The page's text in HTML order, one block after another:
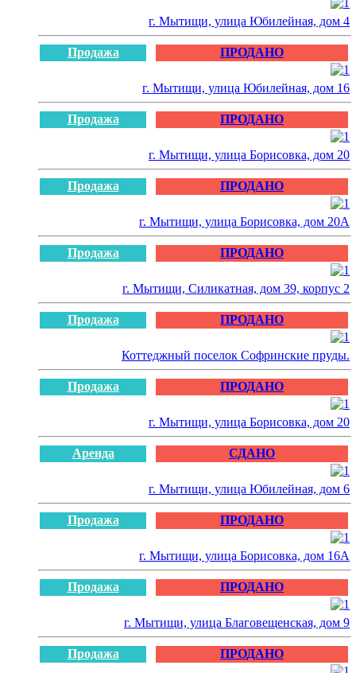
г. Мытищи, улица Юбилейная, дом 4
Продажа ПРОДАНО
г. Мытищи, улица Юбилейная, дом 16
Продажа ПРОДАНО
г. Мытищи, улица Борисовка, дом 20
Продажа ПРОДАНО
г. Мытищи, улица Борисовка, дом 20А
Продажа ПРОДАНО
г. Мытищи, Силикатная, дом 39, корпус 2
Продажа ПРОДАНО
Коттеджный поселок Софринские пруды.
Продажа ПРОДАНО
г. Мытищи, улица Борисовка, дом 20
Аренда СДАНО
г. Мытищи, улица Юбилейная, дом 6
Продажа ПРОДАНО
г. Мытищи, улица Борисовка, дом 16А
Продажа ПРОДАНО
г. Мытищи, улица Благовещенская, дом 9
Продажа ПРОДАНО